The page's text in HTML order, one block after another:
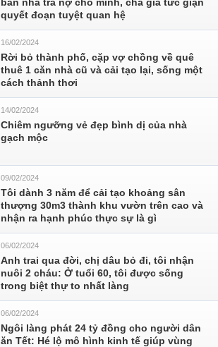
quyết đoạn tuyệt quan hệ
16/02/2024
Rời bỏ thành phố, cặp vợ chồng về quê
thuê 1 căn nhà cũ và cải tạo lại, sống một
cách thảnh thơi
14/02/2024
Chiêm ngưỡng vẻ đẹp bình dị của nhà
gạch mộc
09/02/2024
Tôi dành 3 năm để cải tạo khoảng sân
thượng 30m3 thành khu vườn trên cao và
nhận ra hạnh phúc thực sự là gì
06/02/2024
Anh trai qua đời, chị dâu bỏ đi, tôi nhận
nuôi 2 cháu: Ở tuổi 60, tôi được sống
trong biệt thự to nhất làng
06/02/2024
Ngôi làng phát 24 tỷ đồng cho người dân
ăn Tết: Hé lộ mô hình kinh tế giúp vùng